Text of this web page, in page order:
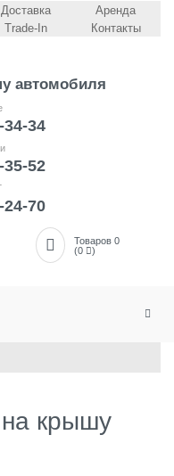
Доставка
Trade-In
Аренда
Контакты
автомобиля
34-34
35-52
24-70
Товаров 0
(0
)
крышу